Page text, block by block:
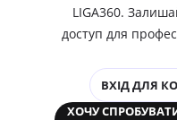
LIGA360.
доступ для
ВХІД ДЛЯ
ХОЧУ